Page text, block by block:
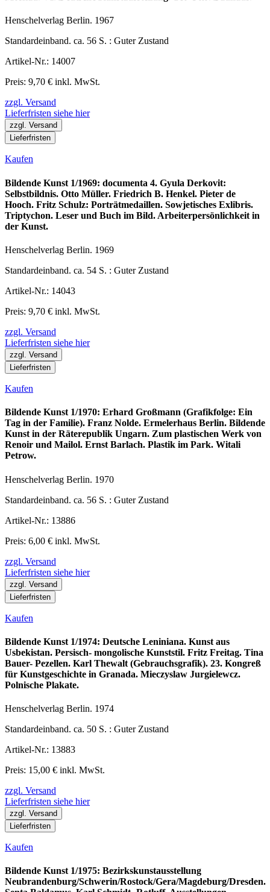
Henschelverlag Berlin. 1967
Standardeinband. ca. 56 S. : Guter Zustand
Artikel-Nr.: 14007
Preis: 9,70 € inkl. MwSt.
zzgl. Versand
Lieferfristen siehe hier
zzgl. Versand
Lieferfristen
Kaufen
Bildende Kunst 1/1969: documenta 4. Gyula Derkovit:
Selbstbildnis. Otto Müller. Friedrich B. Henkel. Pieter de
Hooch. Fritz Schulz: Porträtmedaillen. Sowjetisches Exlibris.
Triptychon. Leser und Buch im Bild. Arbeiterpersönlichkeit in
der Kunst.
Henschelverlag Berlin. 1969
Standardeinband. ca. 54 S. : Guter Zustand
Artikel-Nr.: 14043
Preis: 9,70 € inkl. MwSt.
zzgl. Versand
Lieferfristen siehe hier
zzgl. Versand
Lieferfristen
Kaufen
Bildende Kunst 1/1970: Erhard Großmann (Grafikfolge: Ein
Tag in der Familie). Franz Nolde. Ermelerhaus Berlin. Bildende
Kunst in der Räterepublik Ungarn. Zum plastischen Werk von
Renoir und Mailol. Ernst Barlach. Plastik im Park. Witali
Petrow.
Henschelverlag Berlin. 1970
Standardeinband. ca. 56 S. : Guter Zustand
Artikel-Nr.: 13886
Preis: 6,00 € inkl. MwSt.
zzgl. Versand
Lieferfristen siehe hier
zzgl. Versand
Lieferfristen
Kaufen
Bildende Kunst 1/1974: Deutsche Leniniana. Kunst aus
Usbekistan. Persisch- mongolische Kunststil. Fritz Freitag. Tina
Bauer- Pezellen. Karl Thewalt (Gebrauchsgrafik). 23. Kongreß
für Kunstgeschichte in Granada. Mieczyslaw Jurgielewcz.
Polnische Plakate.
Henschelverlag Berlin. 1974
Standardeinband. ca. 50 S. : Guter Zustand
Artikel-Nr.: 13883
Preis: 15,00 € inkl. MwSt.
zzgl. Versand
Lieferfristen siehe hier
zzgl. Versand
Lieferfristen
Kaufen
Bildende Kunst 1/1975: Bezirkskunstausstellung
Neubrandenburg/Schwerin/Rostock/Gera/Magdeburg/Dresden.